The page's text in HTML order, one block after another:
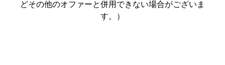
どその他のオファーと併用できない場合がございま
す。）